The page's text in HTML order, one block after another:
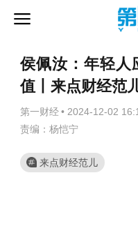
侯佩汝：年轻人
值丨来点财经范
第一财经 • 2024-12-02
责编：杨恺宁
来点财经范儿